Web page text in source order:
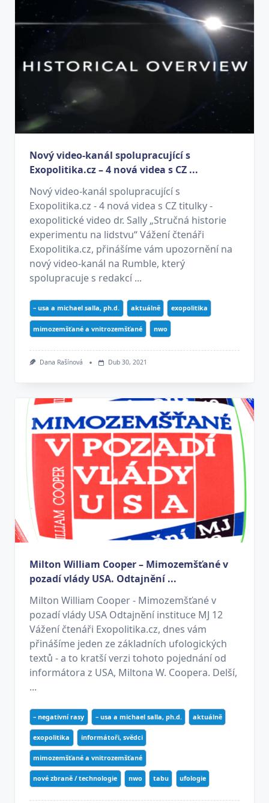
Nový video-kanál spolupracující s
Exopolitika.cz – 4 nová videa s CZ ...
Nový video-kanál spolupracující s
Exopolitika.cz - 4 nová videa s CZ titulky -
exopolitické video dr. Sally „Stručná historie
experimentu na lidstvu“ Vážení čtenáři
Exopolitika.cz, přinášíme vám upozornění na
nový video-kanál na Rumble, který
spolupracuje s redakcí ...
– usa a michael salla, ph.d. aktuálně exopolitika
mimozemšťané a vnitrozemšťané nwo
Dana Rašínová Dub 30, 2021
Milton William Cooper – Mimozemšťané v
pozadí vlády USA. Odtajnění ...
Milton William Cooper - Mimozemšťané v
pozadí vlády USA Odtajnění instituce MJ 12
Vážení čtenáři Exopolitika.cz, dnes vám
přinášíme jeden ze základních ufologických
textů - a to kratší verzi tohoto pojednání od
informátora z USA, Miltona W. Coopera. Delší,
...
– negativní rasy – usa a michael salla, ph.d. aktuálně
exopolitika informátoři, svědci
mimozemšťané a vnitrozemšťané
nové zbraně / technologie nwo tabu ufologie